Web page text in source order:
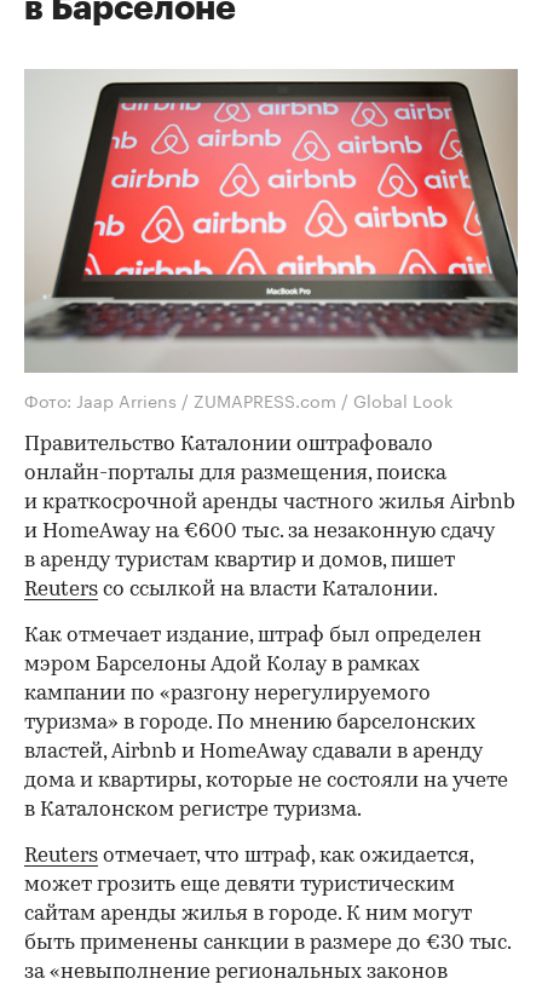
в Барселоне
Фото: Jaap Arriens / ZUMAPRESS.com / Global Look
Правительство Каталонии оштрафовало
онлайн-порталы для размещения, поиска
и краткосрочной аренды частного жилья Airbnb
и HomeAway на €600 тыс. за незаконную сдачу
в аренду туристам квартир и домов, пишет
Reuters со ссылкой на власти Каталонии.
Как отмечает издание, штраф был определен
мэром Барселоны Адой Колау в рамках
кампании по «разгону нерегулируемого
туризма» в городе. По мнению барселонских
властей, Airbnb и HomeAway сдавали в аренду
дома и квартиры, которые не состояли на учете
в Каталонском регистре туризма.
Reuters отмечает, что штраф, как ожидается,
может грозить еще девяти туристическим
сайтам аренды жилья в городе. К ним могут
быть применены санкции в размере до €30 тыс.
за «невыполнение региональных законов